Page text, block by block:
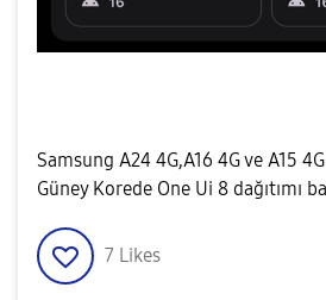
Samsung A24 4G,A16 4G ve A15
Güney Korede One Ui 8 dağıtımı
7 Likes